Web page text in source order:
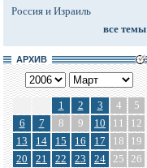
Россия и Израиль
все темы
АРХИВ
1 2 3 4
5
6
7 8 9 10 11
12
13
14 15 16 17 18
19
20
21 22 23 24 25 26